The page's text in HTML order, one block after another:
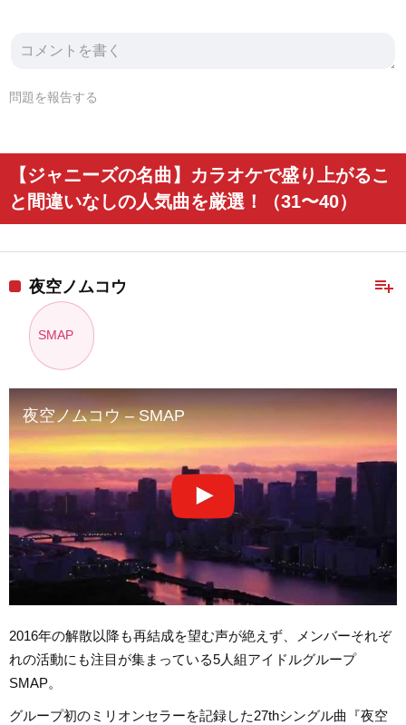
問題を報告する
【ジャニーズの名曲】カラオケで盛り上がるこ
と間違いなしの人気曲を厳選！（31〜40）
playlist_add
夜空ノムコウ
SMAP
夜空ノムコウ – SMAP
2016年の解散以降も再結成を望む声が絶えず、メンバーそれぞ
れの活動にも注目が集まっている5人組アイドルグループ
SMAP。
グループ初のミリオンセラーを記録した27thシングル曲『夜空